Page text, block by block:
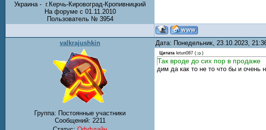
Украина - г.Керчь-Кировоград-Кропивницкий
На форуме с 01.11.2010
Пользователь № 3954
valkrajushkin Дата: Понедельник, 23.10.2023,
Группа: Постоянные участники
Сообщений: 2211
Цитата letun087 ( )
Так вроде до сих пор в продаже
дим да как то не то что бы и очень